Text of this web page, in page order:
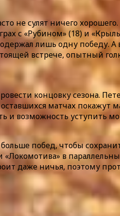
не сулят ничего
с «Рубином» (18) и
лишь одну
встрече, опытный
концовку сезона.
матчах покажут
и возможность уступить
побед, чтобы
в
даже ничья, поэтому